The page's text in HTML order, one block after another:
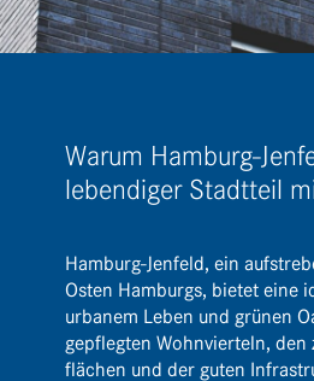
Warum Hamburg-
lebendiger Stadtteil
Hamburg-Jenfeld, ein
Osten Hamburgs, bietet eine
urbanem Leben und grünen
gepflegten Wohn­vier­teln,
flä­chen und der guten